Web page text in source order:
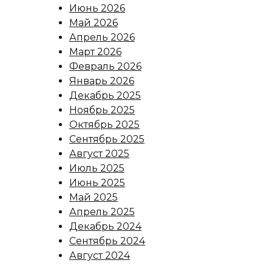
Июнь 2026
Май 2026
Апрель 2026
Март 2026
Февраль 2026
Январь 2026
Декабрь 2025
Ноябрь 2025
Октябрь 2025
Сентябрь 2025
Август 2025
Июль 2025
Июнь 2025
Май 2025
Апрель 2025
Декабрь 2024
Сентябрь 2024
Август 2024